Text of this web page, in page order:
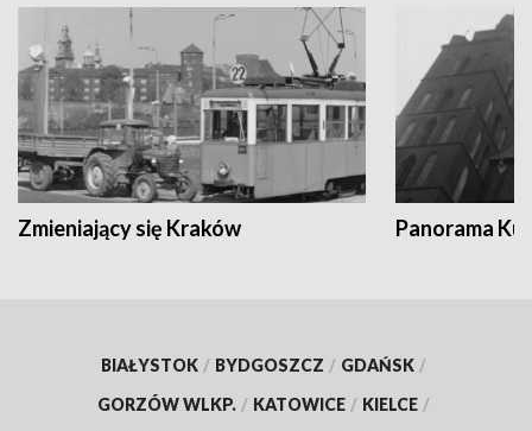
Zmieniający się Kraków Panorama
BIAŁYSTOK / BYDGOSZCZ / GDAŃSK /
GORZÓW WLKP. / KATOWICE / KIELCE /